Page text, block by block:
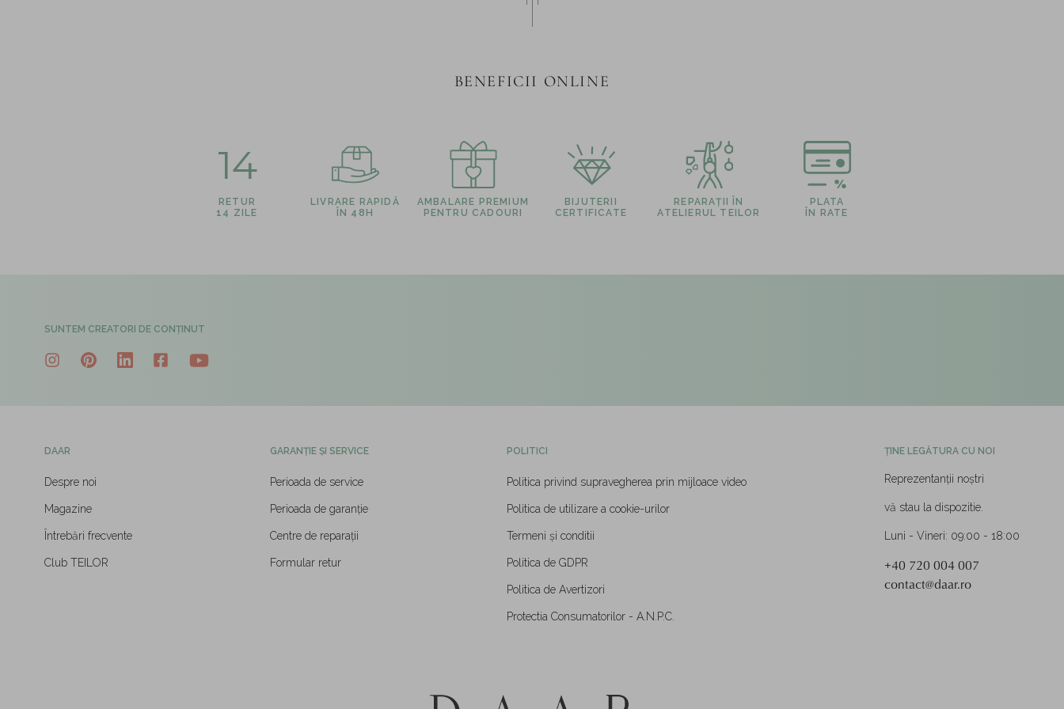
BENEFICII ONLINE
14
RETUR
14 ZILE
LIVRARE RAPIDĂ
ÎN 48H
AMBALARE PREMIUM
PENTRU CADOURI
BIJUTERII
CERTIFICATE
REPARAȚII ÎN
ATELIERUL TEILOR
PLATA
ÎN RATE
SUNTEM CREATORI DE CONȚINUT
DAAR
Despre noi
Magazine
Întrebări frecvente
Club TEILOR
GARANȚIE ȘI SERVICE
Perioada de service
Perioada de garanție
Centre de reparații
Formular retur
POLITICI
Politica privind supravegherea prin mijloace video
Politica de utilizare a cookie-urilor
Termeni și conditii
Politica de GDPR
Politica de Avertizori
Protectia Consumatorilor - A.N.P.C.
ȚINE LEGĂTURA CU NOI
Reprezentanții noștri
vă stau la dispozitie.
Luni - Vineri: 09:00 - 18:00
+40 720 004 007
contact@daar.ro